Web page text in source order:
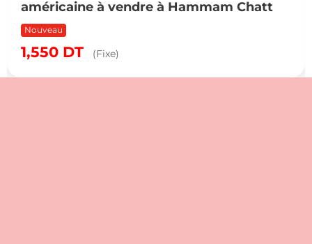
américaine à vendre à Hammam Chatt
Nouveau
1,550 DT (Fixe)